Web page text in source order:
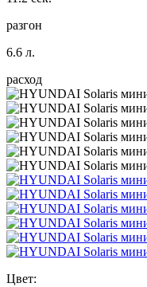
разгон
6.6 л.
расход
Цвет: